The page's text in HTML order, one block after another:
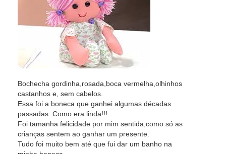
Bochecha gordinha,rosada,boca vermelha,olhinhos
castanhos e, sem cabelos.
Essa foi a boneca que ganhei algumas décadas
passadas. Como era linda!!!
Foi tamanha felicidade por mim sentida,como só as
crianças sentem ao ganhar um presente.
Tudo foi muito bem até que fui dar um banho na